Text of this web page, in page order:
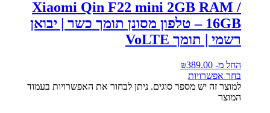
Xiaomi Qin F22 mini 2GB RAM /
16GB – טלפון מסונן תומך כשר | יבואן
רשמי | תומך VoLTE
החל מ- ₪389.00
בחר אפשרויות
למוצר זה יש מספר סוגים. ניתן לבחור את האפשרויות בעמוד
המוצר